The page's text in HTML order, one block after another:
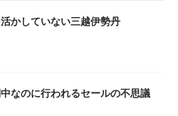
かしていない三越伊勢丹
なのに行われるセールの不思議